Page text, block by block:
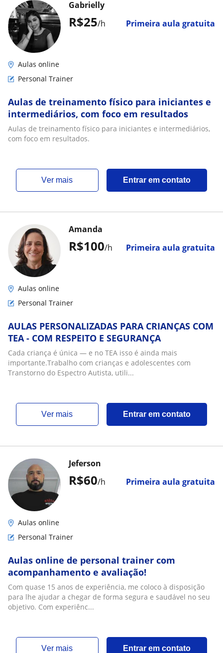
R$25/h Primeira aula gratuita
Gabrielly
Aulas online
Personal Trainer
Aulas de treinamento físico para iniciantes e
intermediários, com foco em resultados
Aulas de treinamento físico para iniciantes e intermediários,
com foco em resultados.
ver mais Entrar em contato
R$100/h Primeira aula gratuita
Amanda
Aulas online
Personal Trainer
AULAS PERSONALIZADAS PARA CRIANÇAS COM
TEA - COM RESPEITO E SEGURANÇA
Cada criança é única — e no TEA isso é ainda mais
importante.Trabalho com crianças e adolescentes com
Transtorno do Espectro Autista, utili...
ver mais Entrar em contato
R$60/h Primeira aula gratuita
Jeferson
Aulas online
Personal Trainer
Aulas online de personal trainer com
acompanhamento e avaliação!
Com quase 15 anos de experiência, me coloco à disposição
para lhe ajudar a chegar de forma segura e saudável no seu
objetivo. Com experiênc...
ver mais Entrar em contato